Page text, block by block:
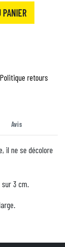
Politique retours
Avis
il ne se décolore
3 cm.